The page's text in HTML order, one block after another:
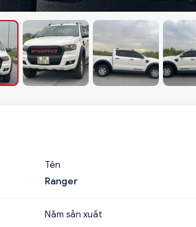
Tên
Ranger
Năm sản xuất